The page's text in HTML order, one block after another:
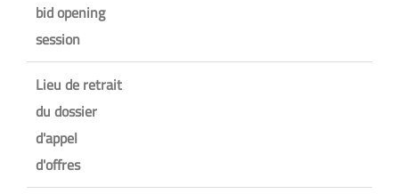
bid opening
session
Lieu de retrait
du dossier
d'appel
d'offres